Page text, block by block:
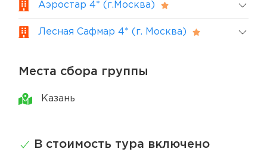
Аэростар 4* (г.Москва)
Лесная Сафмар 4* (г. Москва)
Места сбора группы
Казань
В стоимость тура включено